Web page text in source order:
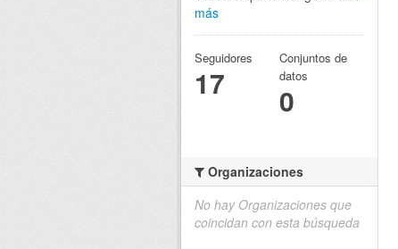
más
Seguidores
17
Conjuntos de
datos
0
Organizaciones
No hay Organizaciones que
coincidan con esta búsqueda